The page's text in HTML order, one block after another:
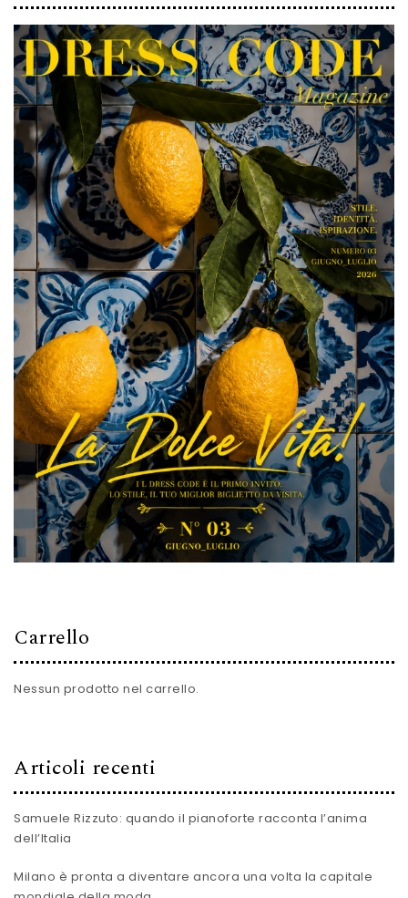
Carrello
Nessun prodotto nel carrello.
Articoli recenti
Samuele Rizzuto: quando il pianoforte racconta l’anima
dell’Italia
Milano è pronta a diventare ancora una volta la capitale